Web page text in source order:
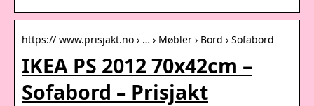
https:// www.prisjakt.no › … › Møbler › Bord › Sofabord
IKEA PS 2012 70x42cm –
Sofabord – Prisjakt